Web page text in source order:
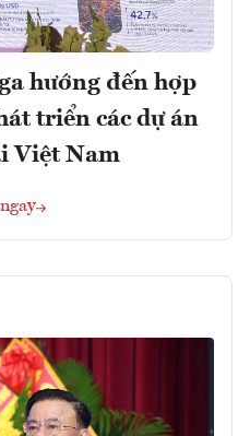
hướng đến hợp
triển các dự án
Việt Nam